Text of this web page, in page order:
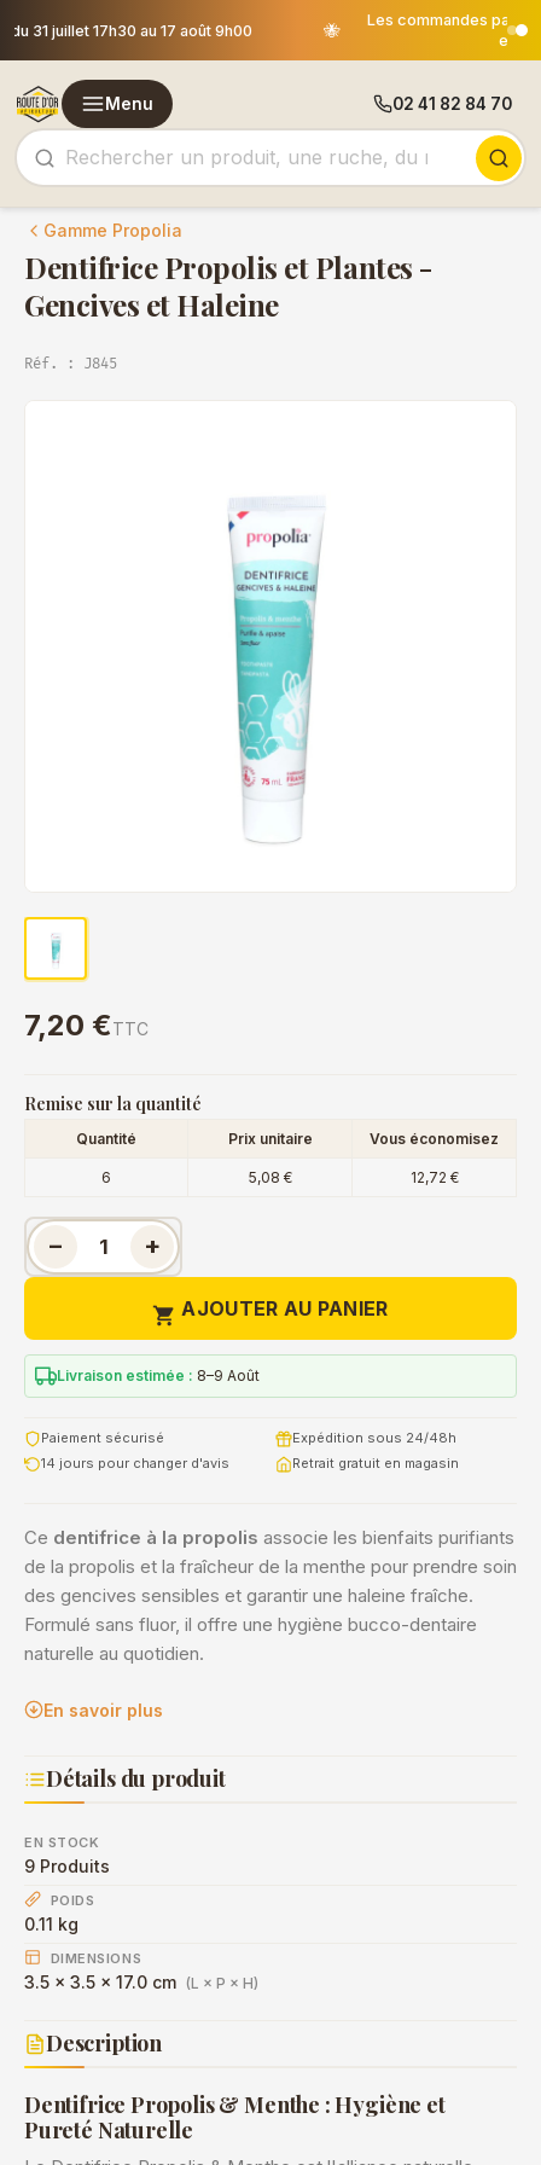
🐝
Les commandes passées après le 30 juillet 12h00 seront
expédiées le 18 août
Menu 02 41 82 84 70
Gamme Propolia
Dentifrice Propolis et Plantes -
Gencives et Haleine
Réf. : J845
7,20 €TTC
Remise sur la quantité
Quantité Prix unitaire Vous économisez
6 5,08 € 12,72 €
− +
 AJOUTER AU PANIER
Livraison estimée : 8–9 Août
Paiement sécurisé
Expédition sous 24/48h
14 jours pour changer d'avis
Retrait gratuit en magasin
Ce dentifrice à la propolis associe les bienfaits purifiants
de la propolis et la fraîcheur de la menthe pour prendre soin
des gencives sensibles et garantir une haleine fraîche.
Formulé sans fluor, il offre une hygiène bucco-dentaire
naturelle au quotidien.
En savoir plus
Détails du produit
EN STOCK
9 Produits
POIDS
0.11 kg
DIMENSIONS
3.5 × 3.5 × 17.0 cm (L × P × H)
Description
Dentifrice Propolis & Menthe : Hygiène et
Pureté Naturelle